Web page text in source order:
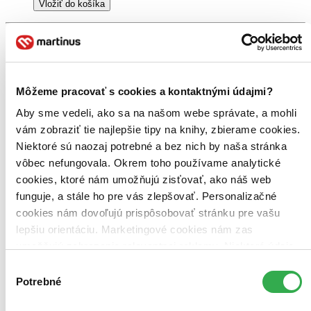
Môžeme pracovať s cookies a kontaktnými údajmi?
Aby sme vedeli, ako sa na našom webe správate, a mohli
vám zobraziť tie najlepšie tipy na knihy, zbierame cookies.
Niektoré sú naozaj potrebné a bez nich by naša stránka
vôbec nefungovala. Okrem toho používame analytické
cookies, ktoré nám umožňujú zisťovať, ako náš web
funguje, a stále ho pre vás zlepšovať. Personalizačné
cookies nám dovoľujú prispôsobovať stránku pre vašu
lepšiu orientáciu. Marketingové cookies nám zas
keby sme mohli používať všetky tieto cookies. Ďakujeme!
súhlasu
Potrebné
Vložiť do košíka